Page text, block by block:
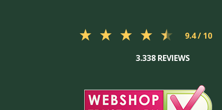
9.4
3.338 REVIEWS